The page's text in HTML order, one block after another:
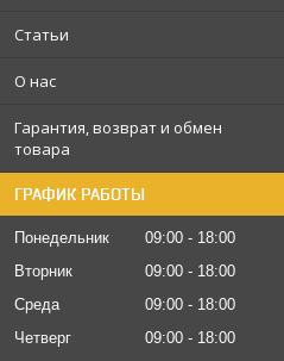
Статьи
О нас
Гарантия, возврат и обмен
товара
ГРАФИК РАБОТЫ
Понедельник 09:00
18:00
Вторник
09:00
18:00
Среда
09:00
18:00
Четверг
09:00
18:00